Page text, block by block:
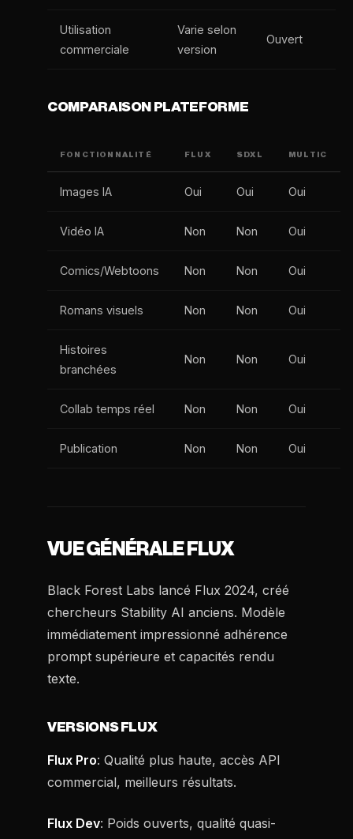
Utilisation
commerciale
Varie selon
version
Ouvert
COMPARAISON PLATEFORME
FONCTIONNALITÉ FLUX SDXL MULTIC
Images IA Oui Oui Oui
Vidéo IA Non Non Oui
Comics/Webtoons Non Non Oui
Romans visuels Non Non Oui
Histoires
branchées
Non Non Oui
Collab temps réel Non Non Oui
Publication Non Non Oui
VUE GÉNÉRALE FLUX
Black Forest Labs lancé Flux 2024, créé
chercheurs Stability AI anciens. Modèle
immédiatement impressionné adhérence
prompt supérieure et capacités rendu
texte.
VERSIONS FLUX
Flux Pro: Qualité plus haute, accès API
commercial, meilleurs résultats.
Flux Dev: Poids ouverts, qualité quasi-